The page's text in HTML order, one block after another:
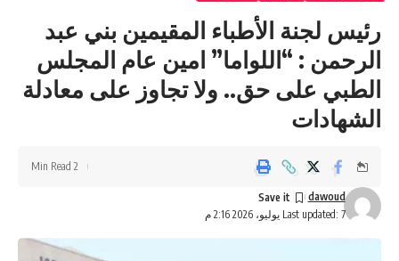
رئيس لجنة الأطباء المقيمين بني عبد
الرحمن : “اللواما” امين عام المجلس
الطبي على حق.. ولا تجاوز على معادلة
الشهادات
Last updated: 7 يوليو، 2026 2:16 م
dawoud
2 Min Read